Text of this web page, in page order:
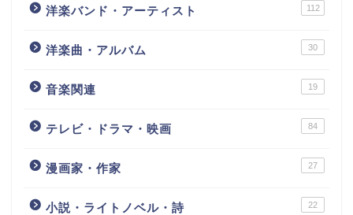
洋楽バンド・アーティスト 112
洋楽曲・アルバム 30
音楽関連 19
テレビ・ドラマ・映画 84
漫画家・作家 27
小説・ライトノベル・詩 22